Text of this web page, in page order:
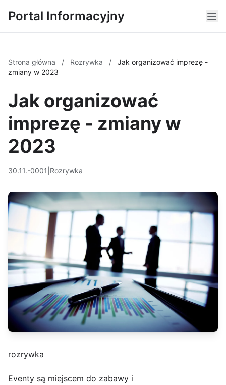
Portal Informacyjny
Strona główna / Rozrywka /
Jak organizować imprezę -
zmiany w 2023
Jak organizować
imprezę - zmiany w
2023
30.11.-0001 Rozrywka
rozrywka
Eventy są miejscem do zabawy i